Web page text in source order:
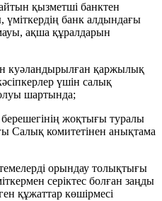
қызметші банктен
банк алдындағы
ақша құралдарын
куәландырылған қаржылық
үшін салық
шартында;
жоқтығы туралы
Салық комитетінен анықтама
орындау толықтығы
серіктес болған заңды
құжаттар көшірмесі